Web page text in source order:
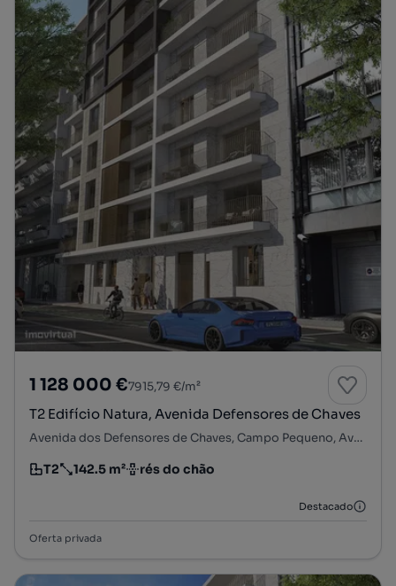
1 128 000 €7915,79 €/m²
T2 Edifício Natura, Avenida Defensores de Chaves
Avenida dos Defensores de Chaves, Campo Pequeno, Avenidas Novas, Lisboa, Lisboa
Tipologia
T2
Preço por metro quadrado
142.5 m²
Andar rés do chão
Destacado
Oferta privada